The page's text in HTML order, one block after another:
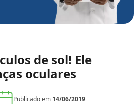
de sol! Ele
oculares
Publicado em 14/06/2019